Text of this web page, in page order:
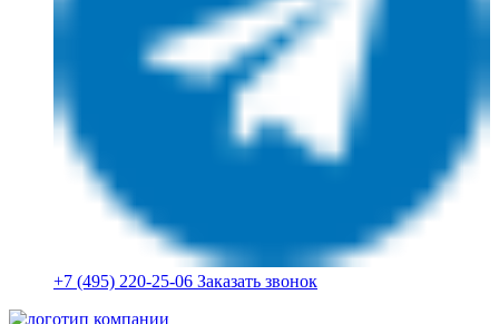
+7 (495) 220-25-06 Заказать звонок